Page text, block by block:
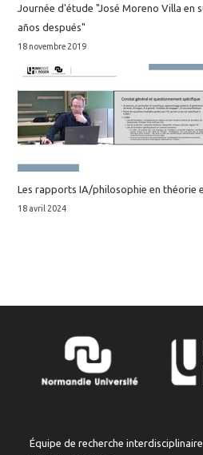
Journée d'étude "José Moreno Villa en
años después"
18 novembre 2019
Les rapports IA/philosophie en théorie
18 avril 2024
Équipe de recherche